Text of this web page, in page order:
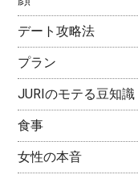
デート攻略法
プラン
JURIのモテる豆知識
食事
女性の本音